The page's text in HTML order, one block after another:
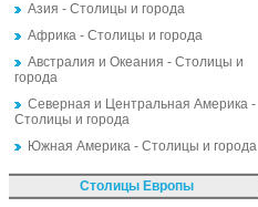
Азия - Столицы и города
Африка - Столицы и города
Австралия и Океания - Столицы и
города
Северная и Центральная Америка -
Столицы и города
Южная Америка - Столицы и города
Столицы Европы